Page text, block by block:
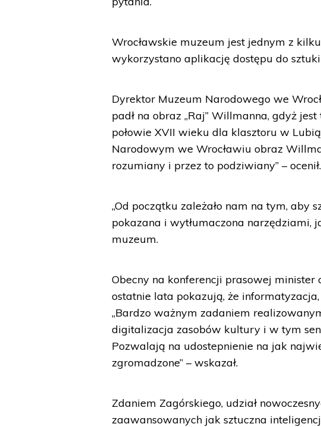
Wrocławskie muzeum jest jednym z
wykorzystano aplikację dostępu do
Dyrektor Muzeum Narodowego we
padł na obraz „Raj” Willmanna, gdyż
połowie XVII wieku dla klasztoru w
Narodowym we Wrocławiu obraz
rozumiany i przez to podziwiany” – ocenił.
„Od początku zależało nam na tym, aby
pokazana i wytłumaczona narzędziami,
muzeum.
Obecny na konferencji prasowej
ostatnie lata pokazują, że
„Bardzo ważnym zadaniem
digitalizacja zasobów kultury i w tym
Pozwalają na udostepnienie na jak
zgromadzone” – wskazał.
Zdaniem Zagórskiego, udział
zaawansowanych jak sztuczna